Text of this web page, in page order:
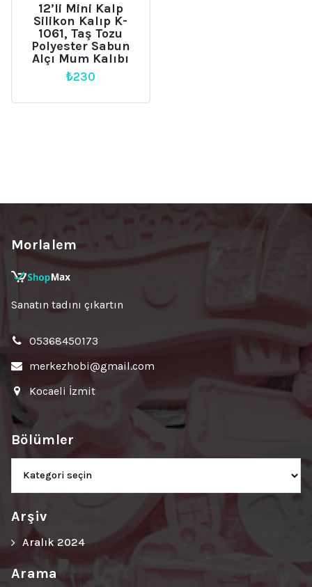
12’li Mini Kalp
Silikon Kalıp K-
1061, Taş Tozu
Polyester Sabun
Alçı Mum Kalıbı
₺230
Morlalem
Sanatın tadını çıkartın
05368450173
merkezhobi@gmail.com
Kocaeli İzmit
Bölümler
Bölümler
Arşiv
Aralık 2024
Arama